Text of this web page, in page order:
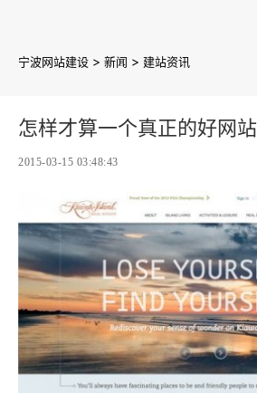
宁波网站建设 > 新闻 > 建站资讯
怎样才算一个真正的好网站
2015-03-15 03:48:43